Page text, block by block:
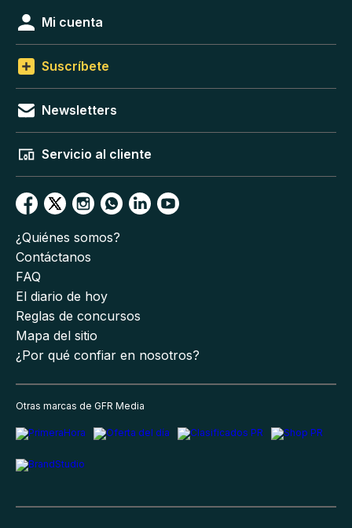
Mi cuenta
Suscríbete
Newsletters
Servicio al cliente
¿Quiénes somos?
Contáctanos
FAQ
El diario de hoy
Reglas de concursos
Mapa del sitio
¿Por qué confiar en nosotros?
Otras marcas de GFR Media